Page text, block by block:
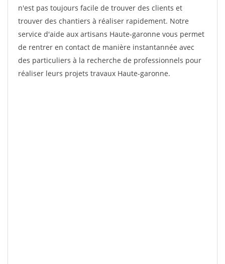
n'est pas toujours facile de trouver des clients et
trouver des chantiers à réaliser rapidement. Notre
service d'aide aux artisans Haute-garonne vous permet
de rentrer en contact de manière instantannée avec
des particuliers à la recherche de professionnels pour
réaliser leurs projets travaux Haute-garonne.